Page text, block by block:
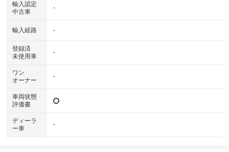
輸入認定
中古車
-
輸入経路 -
登録済
未使用車
-
ワン
オーナー
-
車両状態
評価書
ディーラ
ー車
-